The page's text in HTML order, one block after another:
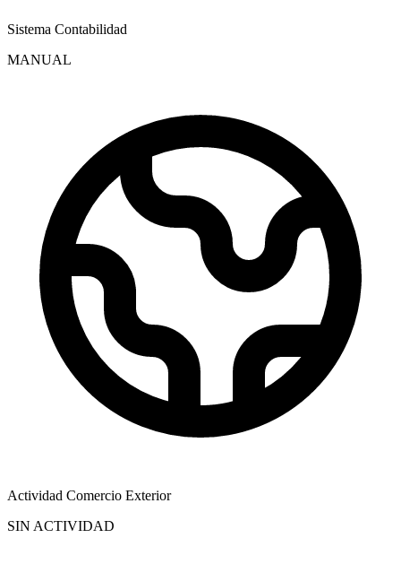
Sistema Contabilidad
MANUAL
Actividad Comercio Exterior
SIN ACTIVIDAD